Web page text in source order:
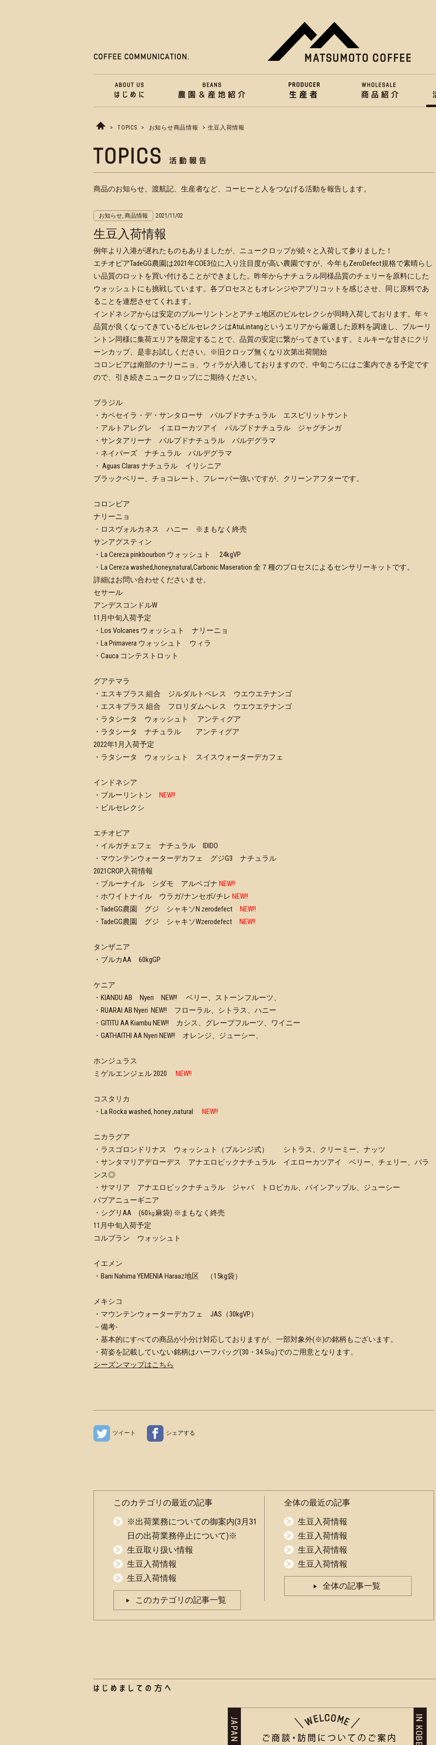
> TOPICS > お知らせ商品情報 > 生豆入荷情報
商品のお知らせ、渡航記、生産者など、コーヒーと人をつなげる活動を報告します。
お知らせ, 商品情報 2021/11/02
生豆入荷情報
例年より入港が遅れたものもありましたが、ニュークロップが続々と入荷して参りました！
エチオピアTadeGG農園は2021年COE3位に入り注目度が高い農園ですが、今年もZeroDefect規格で素晴らし
い品質のロットを買い付けることができました。昨年からナチュラル同様品質のチェリーを原料にした
ウォッシュトにも挑戦しています。各プロセスともオレンジやアプリコットを感じさせ、同じ原料であ
ることを連想させてくれます。
インドネシアからは安定のブルーリントンとアチェ地区のビルセレクシが同時入荷しております。年々
品質が良くなってきているビルセレクシはAtuLintangというエリアから厳選した原料を調達し、ブルーリ
ントン同様に集荷エリアを限定することで、品質の安定に繋がってきています。ミルキーな甘さにクリ
ーンカップ、是非お試しください。※旧クロップ無くなり次第出荷開始
コロンビアは南部のナリーニョ、ウィラが入港しておりますので、中旬ごろにはご案内できる予定です
ので、引き続きニュークロップにご期待ください。
ブラジル
・カペセイラ・デ・サンタローサ パルプドナチュラル エスピリットサント
・アルトアレグレ イエローカツアイ パルプドナチュラル ジャグチンガ
・サンタアリーナ パルプドナチュラル バルデグラマ
・ネイバーズ ナチュラル バルデグラマ
・ Aguas Claras ナチュラル イリシニア
ブラックベリー、チョコレート、フレーバー強いですが、クリーンアフターです。
コロンビア
ナリーニョ
・ロスヴォルカネス ハニー ※まもなく終売
サンアグスティン
・La Cereza pinkbourbon ウォッシュト
24kgVP
・La Cereza washed,honey,natural,Carbonic Maseration 全７種のプロセスによるセンサリーキットです。
詳細はお問い合わせくださいませ。
セサール
アンデスコンドルW
11月中旬入荷予定
・Los Volcanes ウォッシュト ナリーニョ
・La Primavera ウォッシュト ウィラ
・Cauca コンテストロット
グアテマラ
・エスキプラス 組合 ジルダルトペレス ウエウエテナンゴ
・エスキプラス 組合 フロリダムヘレス ウエウエテナンゴ
・ラタシータ ウォッシュト アンティグア
・ラタシータ ナチュラル アンティグア
2022年1月入荷予定
・ラタシータ ウォッシュト スイスウォーターデカフェ
インドネシア
・ブルーリントン NEW!!
・ビルセレクシ
エチオピア
・イルガチェフェ ナチュラル IDIDO
・マウンテンウォーターデカフェ グジG3 ナチュラル
2021CROP入荷情報
・ブルーナイル シダモ アルベゴナ NEW!!
・ホワイトナイル ウラガ/ナンセボ/チレ NEW!!
・TadeGG農園 グジ シャキソN zerodefect NEW!!
・TadeGG農園 グジ シャキソWzerodefect NEW!!
タンザニア
・ブルカAA 60kgGP
ケニア
・KIANDU AB Nyeri NEW!! ベリー、ストーンフルーツ、
・RUARAI AB Nyeri NEW!! フローラル、シトラス、ハニー
・GITITU AA Kiambu NEW!! カシス、グレープフルーツ、ワイニー
・GATHAITHI AA Nyeri NEW!! オレンジ、ジューシー、
ホンジュラス
ミゲルエンジェル 2020 NEW!!
コスタリカ
・La Rocka washed, honey ,natural NEW!!
ニカラグア
・ラスゴロンドリナス ウォッシュト（ブルンジ式） シトラス、クリーミー、ナッツ
・サンタマリアデローデス アナエロビックナチュラル イエローカツアイ ベリー、チェリー、バラ
ンス◎
・サマリア アナエロビックナチュラル ジャバ トロピカル、パインアップル、ジューシー
パプアニューギニア
・シグリAA (60㎏麻袋) ※まもなく終売
11月中旬入荷予定
コルブラン ウォッシュト
イエメン
・Bani Nahima YEMENIA Haraaz地区 （15kg袋）
メキシコ
・マウンテンウォーターデカフェ JAS（30kgVP）
－備考‐
・基本的にすべての商品が小分け対応しておりますが、一部対象外(※)の銘柄もございます。
・荷姿を記載していない銘柄はハーフバッグ(30・34.5㎏)でのご用意となります。
シーズンマップはこちら
ツイート シェアする
このカテゴリの最近の記事
※出荷業務についての御案内(3月31
日の出荷業務停止について)※
生豆取り扱い情報
生豆入荷情報
生豆入荷情報
このカテゴリの記事一覧
全体の最近の記事
生豆入荷情報
生豆入荷情報
生豆入荷情報
生豆入荷情報
全体の記事一覧